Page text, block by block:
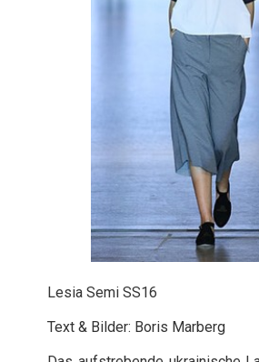
Lesia Semi SS16
Text & Bilder: Boris Marberg